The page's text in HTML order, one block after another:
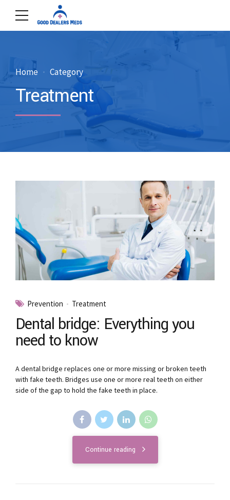
Home Category
Treatment
Prevention Treatment
Dental bridge: Everything you
need to know
A dental bridge replaces one or more missing or broken teeth
with fake teeth. Bridges use one or more real teeth on either
side of the gap to hold the fake teeth in place.
Continue reading